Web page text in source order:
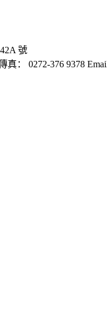
號
： 0272-376 9378